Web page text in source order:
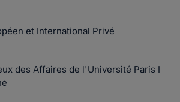
et International Privé
des Affaires de l'Université Paris I